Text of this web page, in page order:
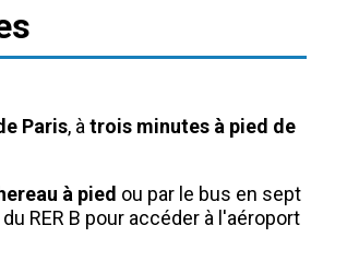
Paris, àtrois minutes à pied de
à pied ou par le bus en sept
RER B pour accéder à l'aéroport